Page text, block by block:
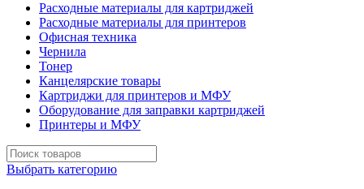
Расходные материалы для картриджей
Расходные материалы для принтеров
Офисная техника
Чернила
Тонер
Канцелярские товары
Картриджи для принтеров и МФУ
Оборудование для заправки картриджей
Принтеры и МФУ
Выбрать категорию